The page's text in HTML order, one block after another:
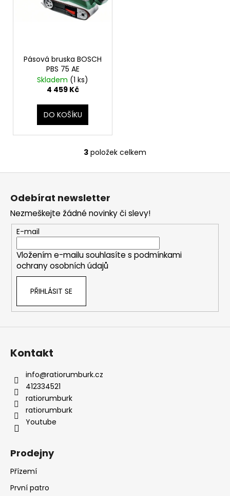
Pásová bruska BOSCH
PBS 75 AE
Skladem (1 ks)
4 459 Kč
DO KOŠÍKU
O
v
a
c
í
p
r
ý
p
3 položek celkem
Z
Odebírat newsletter
Nezmeškejte žádné novinky či slevy!
E-mail
Vložením e-mailu souhlasíte s podmínkami
ochrany osobních údajů
PŘIHLÁSIT SE
Kontakt
info@ratiorumburk.cz
412334521
ratiorumburk
ratiorumburk
Youtube
Prodejny
Přízemí
První patro